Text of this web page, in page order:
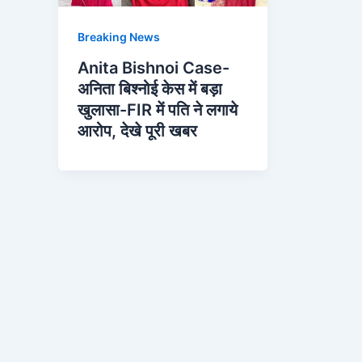
Breaking News
Anita Bishnoi Case-
अनिता बिश्नोई केस में बड़ा
खुलासा-FIR में पति ने लगाये
आरोप, देखे पूरी खबर